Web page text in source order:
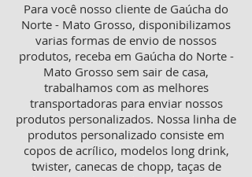
Para você nosso cliente de Gaúcha do
Norte - Mato Grosso, disponibilizamos
varias formas de envio de nossos
produtos, receba em Gaúcha do Norte -
Mato Grosso sem sair de casa,
trabalhamos com as melhores
transportadoras para enviar nossos
produtos personalizados. Nossa linha de
produtos personalizado consiste em
copos de acrílico, modelos long drink,
twister, canecas de chopp, taças de